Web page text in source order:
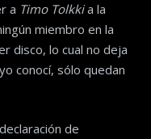
a Timo Tolkkia la
miembro en la
disco, lo cual no deja
conocí, sólo quedan
de